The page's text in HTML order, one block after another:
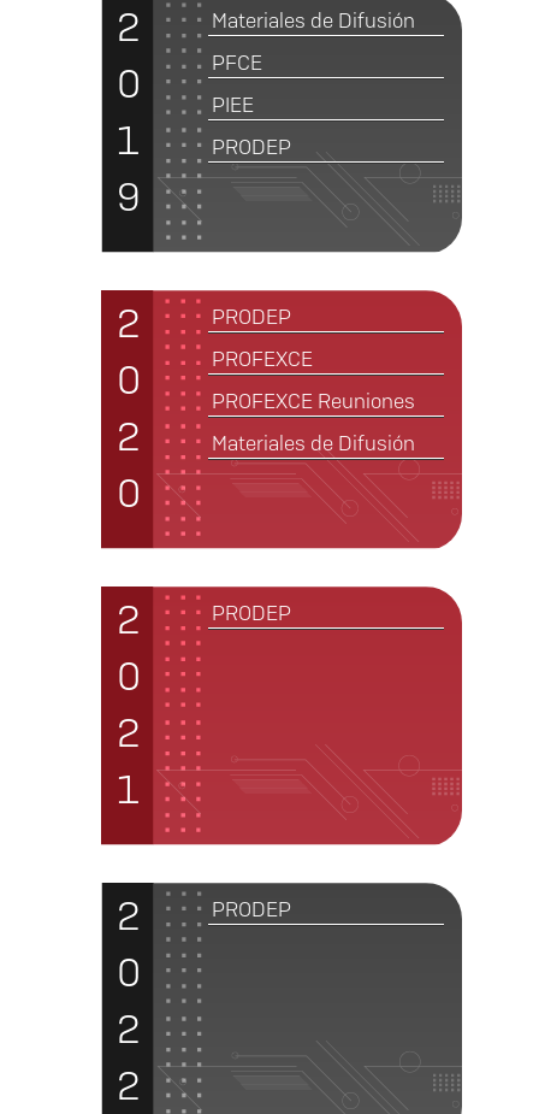
2
0
1
9
Materiales de Difusión
PFCE
PIEE
PRODEP
2
0
2
0
PRODEP
PROFEXCE
PROFEXCE Reuniones
Materiales de Difusión
2
0
2
1
PRODEP
2
0
2
2
PRODEP